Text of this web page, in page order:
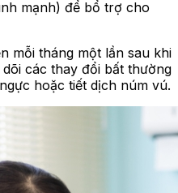
mạnh) để bổ trợ cho
mỗi tháng một lần sau khi
các thay đổi bất thường
hoặc tiết dịch núm vú.